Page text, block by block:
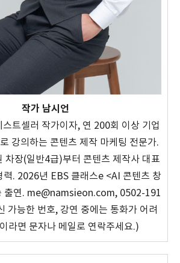
작가 남시언
트셀러 작가이자, 연 200회 이상 기업
강의하는 콘텐츠 제작 마케팅 전문가.
차장(일반4급)부터 콘텐츠 제작사 대표
력. 2026년 EBS 클래스e <AI 콘텐츠 창
출연. me@namsieon.com, 0502-191
가능한 번호, 강연 중에는 통화가 어려
라면 문자나 메일로 연락주세요.)